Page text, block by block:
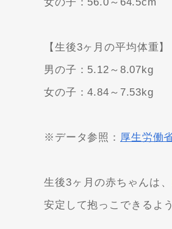
女の子：56.0～64.5cm
【生後3ヶ月の平均体重】
男の子：5.12～8.07kg
女の子：4.84～7.53kg
※ データ参照： 厚生労働
生後3ヶ月の赤ちゃんは、
安定して抱っこできるよ